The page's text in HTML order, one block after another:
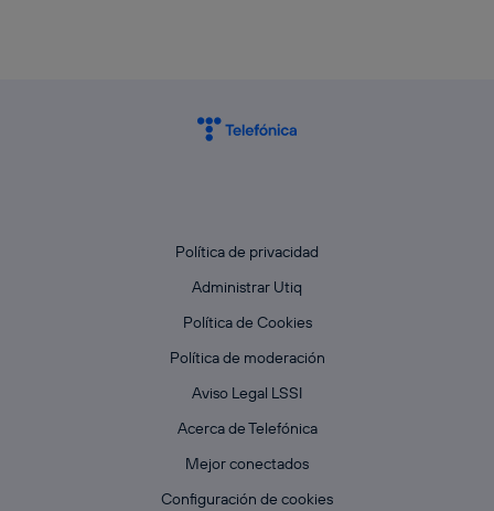
Política de privacidad
Administrar Utiq
Política de Cookies
Política de moderación
Aviso Legal LSSI
Acerca de Telefónica
Mejor conectados
Configuración de cookies